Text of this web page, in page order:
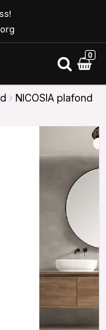
0
NICOSIA plafond